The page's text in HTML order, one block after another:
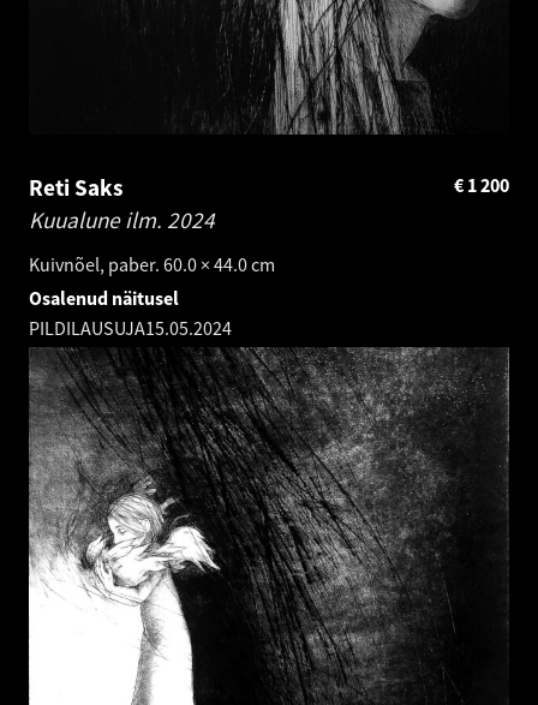
Reti Saks
Kuualune ilm. 2024
Kuivnõel, paber. 60.0 × 44.0 cm
1 200
€
Osalenud näitusel
PILDILAUSUJA15.05.2024